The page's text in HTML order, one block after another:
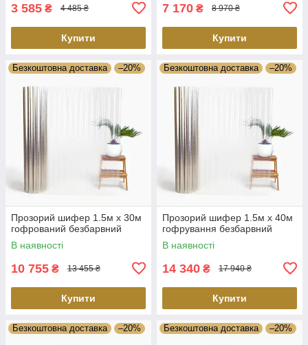
3 585 ₴ 4 485 ₴
Купити
7 170 ₴ 8 970 ₴
Купити
Безкоштовна доставка –20%
Прозорий шифер 1.5м х 30м
гофрований безбарвний
В наявності
10 755 ₴ 13 455 ₴
Купити
Безкоштовна доставка –20%
Прозорий шифер 1.5м х 40м
гофрування безбарвний
В наявності
14 340 ₴ 17 940 ₴
Купити
Безкоштовна доставка –20% Безкоштовна доставка –20%